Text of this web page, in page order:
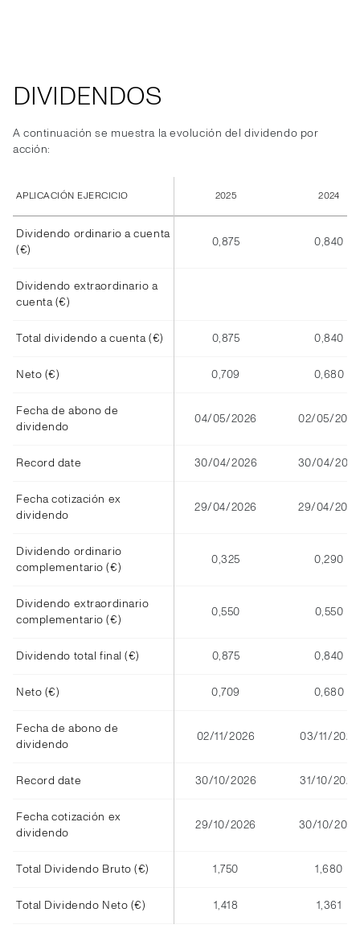
DIVIDENDOS
A continuación se muestra la evolución del dividendo por
acción:
APLICACIÓN EJERCICIO 2025 2024
Dividendo ordinario a cuenta
(€)
0,875 0,840
Dividendo extraordinario a
cuenta (€)
Total dividendo a cuenta (€) 0,875 0,840
Neto (€) 0,709 0,680
Fecha de abono de
dividendo
04/05/2026 02/05/2025
Record date 30/04/2026 30/04/2025
Fecha cotización ex
dividendo
29/04/2026 29/04/2025
Dividendo ordinario
complementario (€)
0,325 0,290
Dividendo extraordinario
complementario (€)
0,550 0,550
Dividendo total final (€) 0,875 0,840
Neto (€) 0,709 0,680
Fecha de abono de
dividendo
02/11/2026 03/11/2025
Record date 30/10/2026 31/10/2025
Fecha cotización ex
dividendo
29/10/2026 30/10/2025
Total Dividendo Bruto (€) 1,750 1,680
Total Dividendo Neto (€) 1,418 1,361